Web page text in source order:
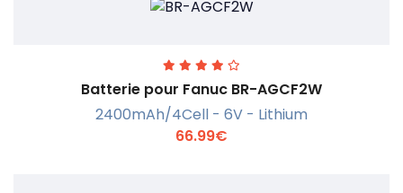
Batterie pour Fanuc BR-AGCF2W
2400mAh/4Cell - 6V - Lithium
66.99€